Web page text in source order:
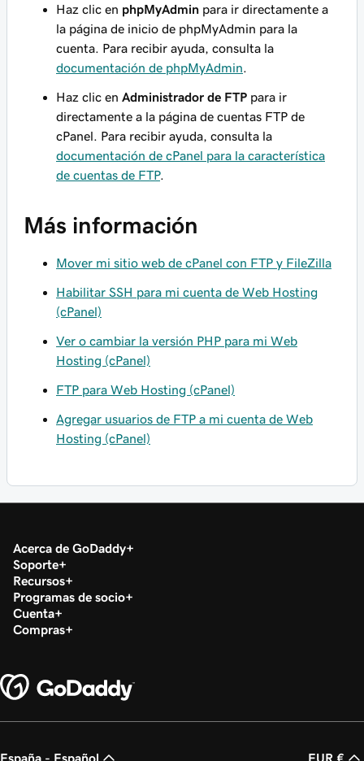
Haz clic en phpMyAdmin para ir directamente a
la página de inicio de phpMyAdmin para la
cuenta. Para recibir ayuda, consulta la
documentación de phpMyAdmin.
Haz clic en Administrador de FTP para ir
directamente a la página de cuentas FTP de
cPanel. Para recibir ayuda, consulta la
documentación de cPanel para la característica
de cuentas de FTP.
Más información
Mover mi sitio web de cPanel con FTP y FileZilla
Habilitar SSH para mi cuenta de Web Hosting
(cPanel)
Ver o cambiar la versión PHP para mi Web
Hosting (cPanel)
FTP para Web Hosting (cPanel)
Agregar usuarios de FTP a mi cuenta de Web
Hosting (cPanel)
Acerca de GoDaddy
Soporte
Recursos
Programas de socio
Cuenta
Compras
España - Español EUR €